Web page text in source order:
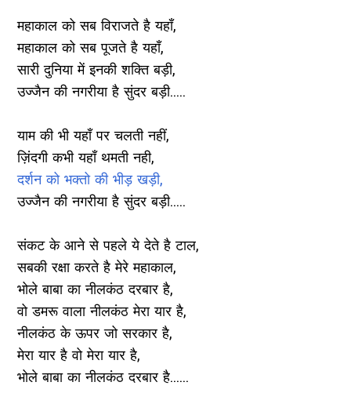
महाकाल को सब विराजते है यहाँ,
महाकाल को सब पूजते है यहाँ,
सारी दुनिया में इनकी शक्ति बड़ी,
उज्जैन की नगरीया है सुंदर बड़ी.....
याम की भी यहाँ पर चलती नहीं,
ज़िंदगी कभी यहाँ थमती नही,
दर्शन को भक्तो की भीड़ खड़ी,
उज्जैन की नगरीया है सुंदर बड़ी.....
संकट के आने से पहले ये देते है टाल,
सबकी रक्षा करते है मेरे महाकाल,
भोले बाबा का नीलकंठ दरबार है,
वो डमरू वाला नीलकंठ मेरा यार है,
नीलकंठ के ऊपर जो सरकार है,
मेरा यार है वो मेरा यार है,
भोले बाबा का नीलकंठ दरबार है......